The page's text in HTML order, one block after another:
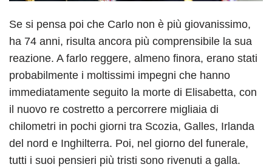
Se si pensa poi che Carlo non è più giovanissimo,
ha 74 anni, risulta ancora più comprensibile la sua
reazione. A farlo reggere, almeno finora, erano stati
probabilmente i moltissimi impegni che hanno
immediatamente seguito la morte di Elisabetta, con
il nuovo re costretto a percorrere migliaia di
chilometri in pochi giorni tra Scozia, Galles, Irlanda
del nord e Inghilterra. Poi, nel giorno del funerale,
tutti i suoi pensieri più tristi sono rivenuti a galla.